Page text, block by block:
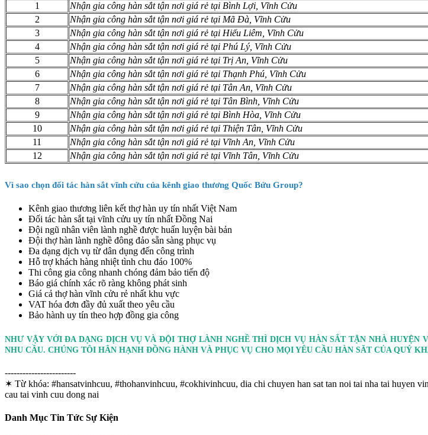
1
Nhận gia công hàn sắt tận nơi giá rẻ tại Bình Lợi, Vĩnh Cửu
2
Nhận gia công hàn sắt tận nơi giá rẻ tại Mã Đà, Vĩnh Cửu
3
Nhận gia công hàn sắt tận nơi giá rẻ tại Hiếu Liêm, Vĩnh Cửu
4
Nhận gia công hàn sắt tận nơi giá rẻ tại Phú Lý, Vĩnh Cửu
5
Nhận gia công hàn sắt tận nơi giá rẻ tại Trị An, Vĩnh Cửu
6
Nhận gia công hàn sắt tận nơi giá rẻ tại Thạnh Phú, Vĩnh Cửu
7
Nhận gia công hàn sắt tận nơi giá rẻ tại Tân An, Vĩnh Cửu
8
Nhận gia công hàn sắt tận nơi giá rẻ tại Tân Bình, Vĩnh Cửu
9
Nhận gia công hàn sắt tận nơi giá rẻ tại Bình Hòa, Vĩnh Cửu
10
Nhận gia công hàn sắt tận nơi giá rẻ tại Thiện Tân, Vĩnh Cửu
11
Nhận gia công hàn sắt tận nơi giá rẻ tại Vĩnh An, Vĩnh Cửu
12
Nhận gia công hàn sắt tận nơi giá rẻ tại Vĩnh Tân, Vĩnh Cửu
Vì sao chọn đối tác hàn sắt vĩnh cửu của kênh giao thương Quốc Bửu Group?
Kênh giao thương liên kết thợ hàn uy tín nhất Việt Nam
Đối tác hàn sắt tại vĩnh cửu uy tín nhất Đồng Nai
Đội ngũ nhân viên lành nghề được huấn luyện bài bản
Đội thợ hàn lành nghề đông đảo sẵn sàng phục vụ
Đa dạng dịch vụ từ dân dụng đến công trình
Hỗ trợ khách hàng nhiệt tình chu đáo 100%
Thi công gia công nhanh chóng đảm bảo tiến độ
Báo giá chính xác rõ ràng không phát sinh
Giá cả thợ hàn vĩnh cửu rẻ nhất khu vực
VAT hóa đơn đầy đủ xuất theo yêu cầu
Bảo hành uy tín theo hợp đồng gia công
NHƯ VẬY VỚI ĐA DẠNG DỊCH VỤ VÀ ĐỘI THỢ LÀNH NGHỀ THÌ DỊCH VỤ HÀN SẮT TẬN NHÀ
NHU CẦU. CHÚNG TÔI HÂN HẠNH ĐỒNG HÀNH VÀ PHỤC VỤ CHO MỌI YÊU CẦU HÀN SĂT CỦA QUÝ
------------------------
✶ Từ khóa: #hansatvinhcuu, #thohanvinhcuu, #cokhivinhcuu, dia chi chuyen han sat tan noi tai nha tai huyen
cau tai vinh cuu dong nai
Danh Mục Tin Tức Sự Kiện